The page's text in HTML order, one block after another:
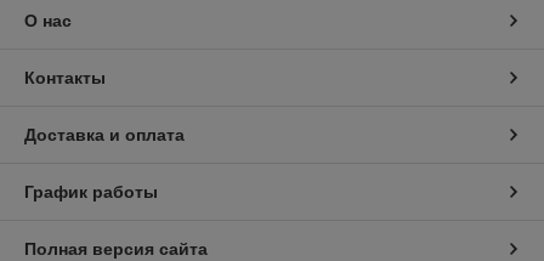
О нас
Контакты
Доставка и оплата
График работы
Полная версия сайта